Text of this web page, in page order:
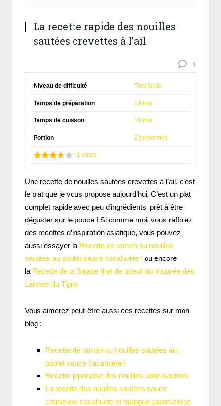
La recette rapide des nouilles
sautées crevettes à l’ail
1
Niveau de difficulté Très facile
Temps de préparation 10 min
Temps de cuisson 10 min
Portion 2 personnes
1 votes
Une recette de nouilles sautées crevettes à l’ail, c’est
le plat que je vous propose aujourd’hui. C’est un plat
complet rapide avec peu d’ingrédients, prêt à être
déguster sur le pouce ! Si comme moi, vous raffolez
des recettes d’inspiration asiatique, vous pouvez
aussi essayer la Recette de ramen ou nouilles
sautées au poulet sauce cacahuète ! ou encore
la Recette de la Salade thaï de boeuf bio inspirée des
Larmes du Tigre.
Vous aimerez peut-être aussi ces recettes sur mon
blog :
Recette de ramen ou nouilles sautées au
poulet sauce cacahuète !
Recette japonaise des nouilles udon sautées
La recette des nouilles sautées sauce
crémeuse cacahuète et mangue caramélisée